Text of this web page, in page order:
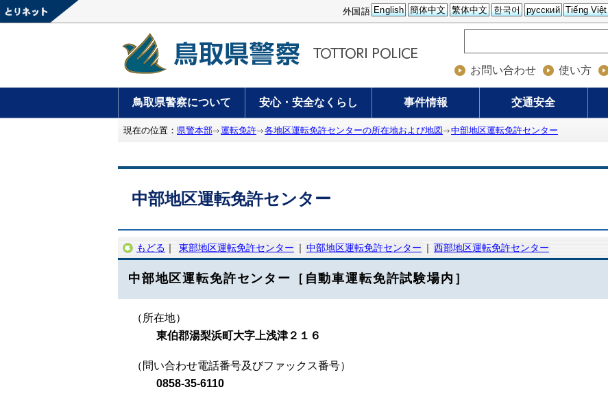
外国語 English 簡体中文 繁体中文 한국어 русский Tiếng Việt
お問い合わせ 使い方
鳥取県警察について 安心・安全なくらし 事件情報 交通安全
現在の位置： 県警本部 運転免許 各地区運転免許センターの所在地および地図 中部地区運転免許センター
中部地区運転免許センター
もどる ｜ 東部地区運転免許センター ｜ 中部地区運転免許センター ｜ 西部地区運転免許センター
中部地区運転免許センター［自動車運転免許試験場内］
（所在地）
東伯郡湯梨浜町大字上浅津２１６
（問い合わせ電話番号及びファックス番号）
0858-35-6110